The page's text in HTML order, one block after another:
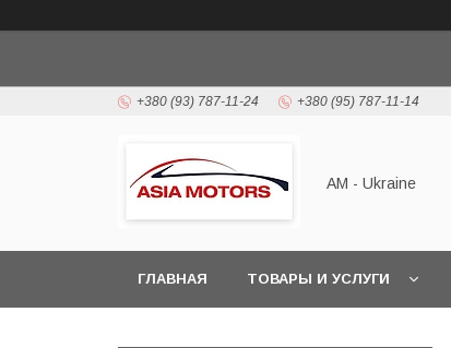
+380 (93) 787-11-24 +380 (95) 787-11-14
AM - Ukraine
ГЛАВНАЯ ТОВАРЫ И УСЛУГИ